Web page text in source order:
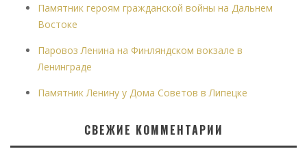
Памятник героям гражданской войны на Дальнем
Востоке
Паровоз Ленина на Финляндском вокзале в
Ленинграде
Памятник Ленину у Дома Советов в Липецке
СВЕЖИЕ КОММЕНТАРИИ